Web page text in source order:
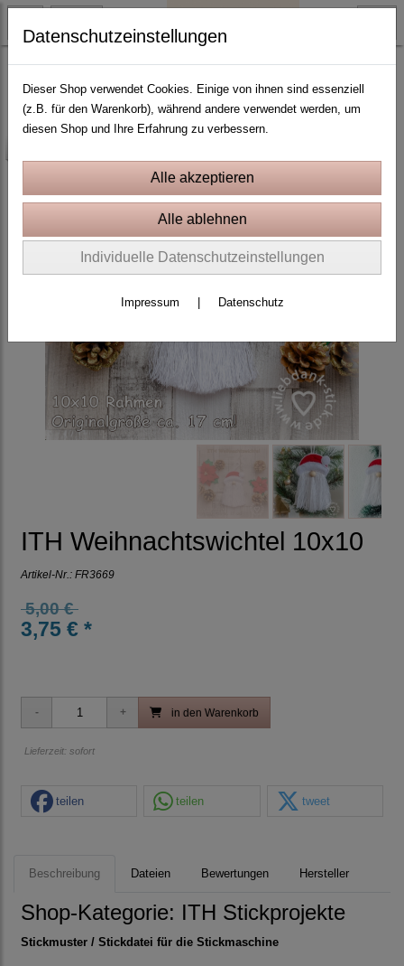
10x10 Rahmen
ITH Weihnachtswichtel 10x10
Artikel-Nr.: FR3669
5,00 €
3,75 € *
in den Warenkorb
Lieferzeit: sofort
teilen teilen tweet
Beschreibung Dateien Bewertungen Hersteller
Shop-Kategorie: ITH Stickprojekte
Stickmuster / Stickdatei für die Stickmaschine
Datenschutzeinstellungen
Dieser Shop verwendet Cookies. Einige von ihnen sind essenziell
(z.B. für den Warenkorb), während andere verwendet werden, um
diesen Shop und Ihre Erfahrung zu verbessern.
Individuelle Datenschutzeinstellungen
Impressum Datenschutz